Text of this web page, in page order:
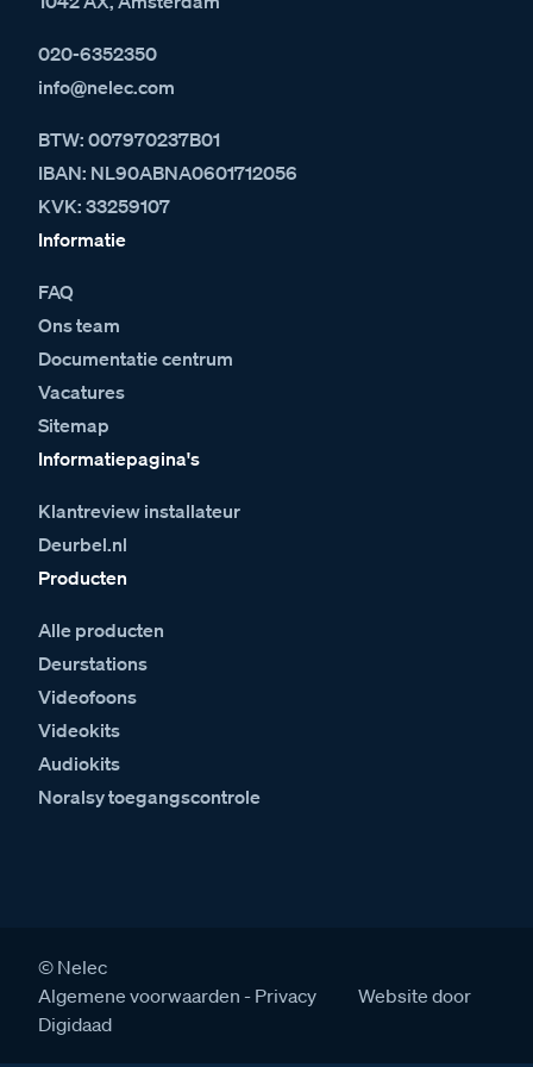
020-6352350
info@nelec.com
BTW: 007970237B01
IBAN: NL90ABNA0601712056
KVK: 33259107
Informatie
FAQ
Ons team
Documentatie centrum
Vacatures
Sitemap
Informatiepagina's
Klantreview installateur
Deurbel.nl
Producten
Alle producten
Deurstations
Videofoons
Videokits
Audiokits
Noralsy toegangscontrole
© Nelec
Algemene voorwaarden
Privacy
Website door
Digidaad